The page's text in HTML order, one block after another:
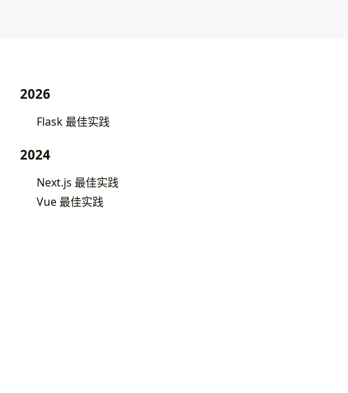
2026
Flask 最佳实践
2024
Next.js 最佳实践
Vue 最佳实践